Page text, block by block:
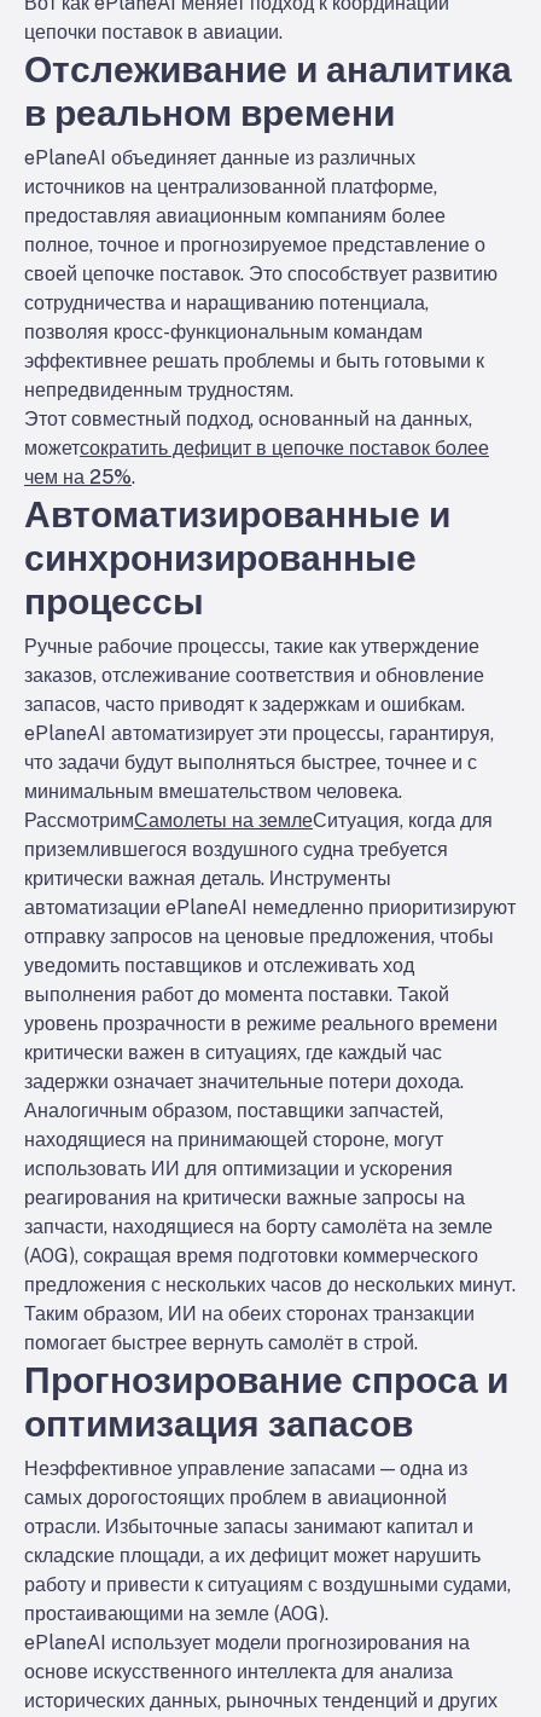
цепочки поставок в авиации.
Отслеживание и аналитика
в реальном времени
ePlaneAI объединяет данные из различных
источников на централизованной платформе,
предоставляя авиационным компаниям более
полное, точное и прогнозируемое представление о
своей цепочке поставок. Это способствует развитию
сотрудничества и наращиванию потенциала,
позволяя кросс-функциональным командам
эффективнее решать проблемы и быть готовыми к
непредвиденным трудностям.
Этот совместный подход, основанный на данных,
можетсократить дефицит в цепочке поставок более
чем на 25%.
Автоматизированные и
синхронизированные
процессы
Ручные рабочие процессы, такие как утверждение
заказов, отслеживание соответствия и обновление
запасов, часто приводят к задержкам и ошибкам.
ePlaneAI автоматизирует эти процессы, гарантируя,
что задачи будут выполняться быстрее, точнее и с
минимальным вмешательством человека.
РассмотримСамолеты на землеСитуация, когда для
приземлившегося воздушного судна требуется
критически важная деталь. Инструменты
автоматизации ePlaneAI немедленно приоритизируют
отправку запросов на ценовые предложения, чтобы
уведомить поставщиков и отслеживать ход
выполнения работ до момента поставки. Такой
уровень прозрачности в режиме реального времени
критически важен в ситуациях, где каждый час
задержки означает значительные потери дохода.
Аналогичным образом, поставщики запчастей,
находящиеся на принимающей стороне, могут
использовать ИИ для оптимизации и ускорения
реагирования на критически важные запросы на
запчасти, находящиеся на борту самолёта на земле
(AOG), сокращая время подготовки коммерческого
предложения с нескольких часов до нескольких минут.
Таким образом, ИИ на обеих сторонах транзакции
помогает быстрее вернуть самолёт в строй.
Прогнозирование спроса и
оптимизация запасов
Неэффективное управление запасами — одна из
самых дорогостоящих проблем в авиационной
отрасли. Избыточные запасы занимают капитал и
складские площади, а их дефицит может нарушить
работу и привести к ситуациям с воздушными судами,
простаивающими на земле (AOG).
ePlaneAI использует модели прогнозирования на
основе искусственного интеллекта для анализа
исторических данных, рыночных тенденций и других